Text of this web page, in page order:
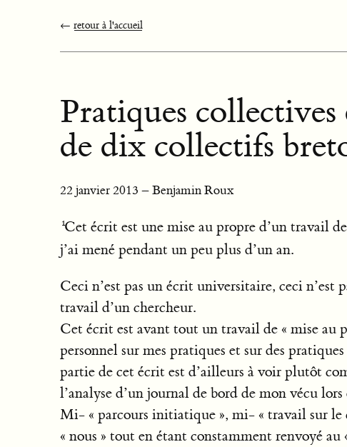
← retour à l'accueil
Pratiques
de dix collectifs
22 janvier 2013 – Benjamin Roux
Cet écrit est une mise au propre d’un travail
j’ai mené pendant un peu plus d’un an.
Ceci n’est pas un écrit universitaire, ceci n’est
travail d’un chercheur.
Cet écrit est avant tout un travail de « mise au
personnel sur mes pratiques et sur des
partie de cet écrit est d’ailleurs à voir plutôt
l’analyse d’un journal de bord de mon vécu
Mi- « parcours initiatique », mi- « travail sur
« nous » tout en étant constamment renvoyé au